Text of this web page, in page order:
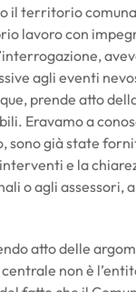
il territorio
lavoro con
agli eventi
prende atto
Eravamo a
sono già state
e la
o agli assessori,
atto delle
non è